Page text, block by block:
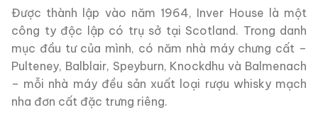
Được thành lập vào năm 1964, Inver House là một
công ty độc lập có trụ sở tại Scotland. Trong danh
mục đầu tư của mình, có năm nhà máy chưng cất –
Pulteney, Balblair, Speyburn, Knockdhu và Balmenach
– mỗi nhà máy đều sản xuất loại rượu whisky mạch
nha đơn cất đặc trưng riêng.